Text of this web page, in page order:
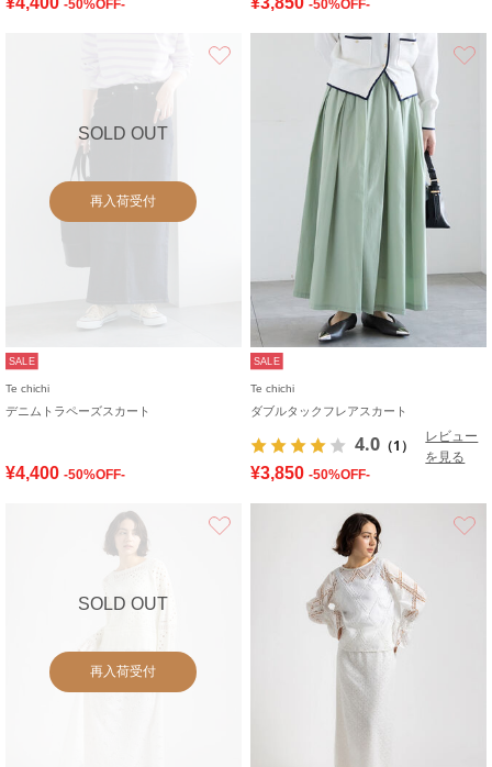
-50%OFF- -50%OFF-
SOLD OUT
再入荷受付
SALE
Te chichi
デニムトラペーズスカート
¥4,400 -50%OFF-
SALE
Te chichi
ダブルタックフレアスカート
4.0 （1）
レビュー
を見る
¥3,850 -50%OFF-
SOLD OUT
再入荷受付